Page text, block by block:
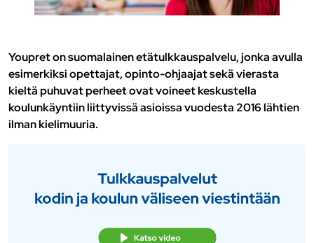
Youpret on suomalainen etätulkkauspalvelu, jonka avulla
esimerkiksi opettajat, opinto-ohjaajat sekä vierasta
kieltä puhuvat perheet ovat voineet keskustella
koulunkäyntiin liittyvissä asioissa vuodesta 2016 lähtien
ilman kielimuuria.